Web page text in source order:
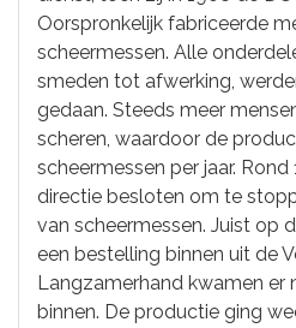
Oorspronkelijk fabriceerde
scheermessen. Alle
smeden tot afwerking,
gedaan. Steeds meer
scheren, waardoor de
scheermessen per jaar.
directie besloten om te
van scheermessen. Juist op
een bestelling binnen uit de
Langzamerhand kwamen er
binnen. De productie ging